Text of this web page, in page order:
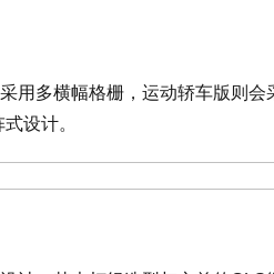
用多横幅格栅，运动轿车版则会
设计。